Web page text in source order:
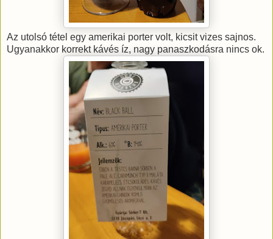
Az utolsó tétel egy amerikai porter volt, kicsit vizes sajnos.
Ugyanakkor korrekt kávés íz, nagy panaszkodásra nincs ok.